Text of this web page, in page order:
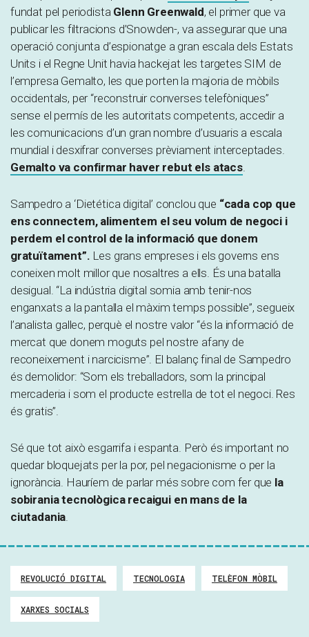
fundat pel periodista Glenn Greenwald, el primer que va
publicar les filtracions d’Snowden-, va assegurar que una
operació conjunta d’espionatge a gran escala dels Estats
Units i el Regne Unit havia hackejat les targetes SIM de
l’empresa Gemalto, les que porten la majoria de mòbils
occidentals, per “reconstruir converses telefòniques”
sense el permís de les autoritats competents, accedir a
les comunicacions d’un gran nombre d’usuaris a escala
mundial i desxifrar converses prèviament interceptades.
Gemalto va confirmar haver rebut els atacs.
Sampedro a ‘Dietética digital’ conclou que “cada cop que
ens connectem, alimentem el seu volum de negoci i
perdem el control de la informació que donem
gratuïtament”. Les grans empreses i els governs ens
coneixen molt millor que nosaltres a ells. És una batalla
desigual. “La indústria digital somia amb tenir-nos
enganxats a la pantalla el màxim temps possible”, segueix
l’analista gallec, perquè el nostre valor “és la informació de
mercat que donem moguts pel nostre afany de
reconeixement i narcicisme”. El balanç final de Sampedro
és demolidor: “Som els treballadors, som la principal
mercaderia i som el producte estrella de tot el negoci. Res
és gratis”.
Sé que tot això esgarrifa i espanta. Però és important no
quedar bloquejats per la por, pel negacionisme o per la
ignorància. Hauríem de parlar més sobre com fer que la
sobirania tecnològica recaigui en mans de la
ciutadania.
REVOLUCIÓ DIGITAL TECNOLOGIA TELÈFON MÒBIL
XARXES SOCIALS